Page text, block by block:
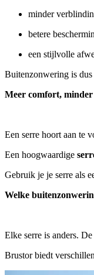
minder
betere
een stijlvolle
Buitenzonwering is
Meer comfort,
Een serre hoort aan te
Een hoogwaardige
Gebruik je je serre als
Welke
Elke serre is anders.
Brustor biedt